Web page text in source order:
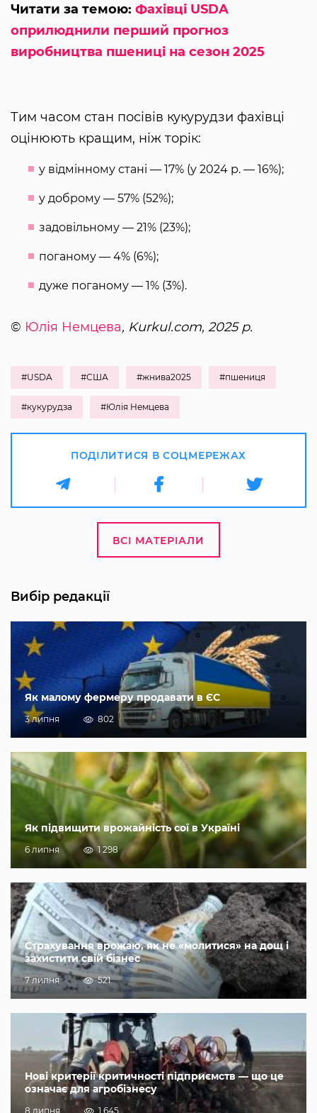
Читати за темою: Фахівці USDA
оприлюднили перший прогноз
виробництва пшениці на сезон 2025
Тим часом стан посівів кукурудзи фахівці
оцінюють кращим, ніж торік:
у відмінному стані — 17% (у 2024 р. — 16%);
у доброму — 57% (52%);
задовільному — 21% (23%);
поганому — 4% (6%);
дуже поганому — 1% (3%).
© Юлія Немцева, Kurkul.com, 2025 р.
#USDA #США #жнива2025 #пшениця
#кукурудза #Юлія Немцева
ПОДІЛИТИСЯ В СОЦМЕРЕЖАХ
ВСІ МАТЕРІАЛИ
Вибір редакції
Як малому фермеру продавати в ЄС
3 липня 802
Як підвищити врожайність сої в Україні
6 липня 1 298
Страхування врожаю, як не «молитися» на дощ і
захистити свій бізнес
7 липня 521
Нові критерії критичності підприємств — що це
означає для агробізнесу
8 липня 1 645